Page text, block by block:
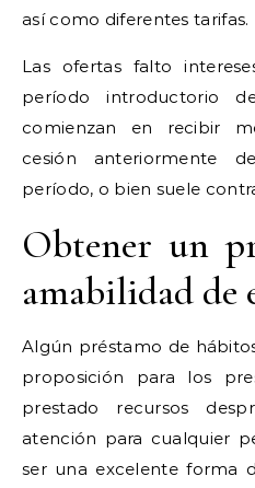
así­ como diferentes tarifas.
Las ofertas falto
período introductorio
comienzan en recibir
cesión anteriormente
período, o bien suele
Obtener un
amabilidad de
Algún préstamo de
proposición para los
prestado recursos
atención para cualquier
ser una excelente forma